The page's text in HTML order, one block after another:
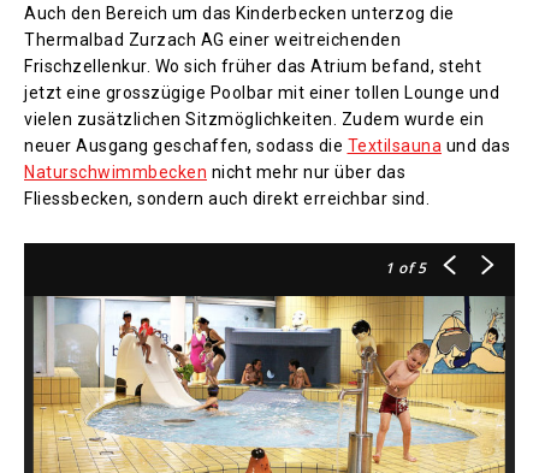
Auch den Bereich um das Kinderbecken unterzog die
Thermalbad Zurzach AG einer weitreichenden
Frischzellenkur. Wo sich früher das Atrium befand, steht
jetzt eine grosszügige Poolbar mit einer tollen Lounge und
vielen zusätzlichen Sitzmöglichkeiten. Zudem wurde ein
neuer Ausgang geschaffen, sodass die Textilsauna und das
Naturschwimmbecken nicht mehr nur über das
Fliessbecken, sondern auch direkt erreichbar sind.
1 of 5